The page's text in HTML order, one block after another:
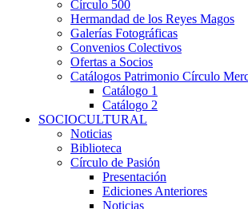
Círculo 500
Hermandad de los Reyes Magos
Galerías Fotográficas
Convenios Colectivos
Ofertas a Socios
Catálogos Patrimonio Círculo
Catálogo 1
Catálogo 2
SOCIOCULTURAL
Noticias
Biblioteca
Círculo de Pasión
Presentación
Ediciones Anteriores
Noticias